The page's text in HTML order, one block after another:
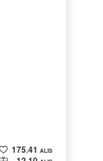
175.41 ALIS